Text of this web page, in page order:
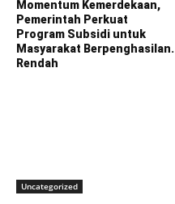
Momentum Kemerdekaan,
Pemerintah Perkuat
Program Subsidi untuk
Masyarakat Berpenghasilan.
Rendah
Uncategorized